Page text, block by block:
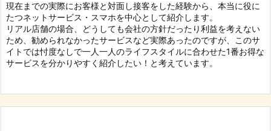
現在までの実際にお客様と対面し接客をした経験から、本当に役に
たつネットサービス・スマホを中心として紹介します。
リアル店舗の場合、どうしても会社の方針だったり利益を考えない
ため、勧められなかったサービスなど実際あったのですが、このサ
イトでは忖度なしで一人一人のライフスタイルに合わせた1番お得な
サービスを分かりやすく紹介したい！と考えています。